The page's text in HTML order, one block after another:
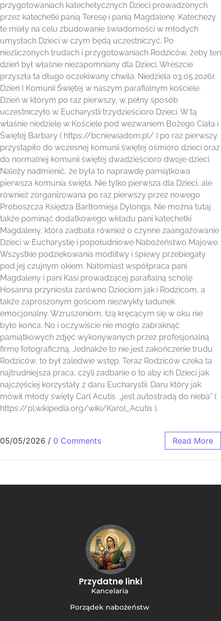
przygotowaniach katechetycznych Dzieci prowadzonych
przez katechetki panią Teresę i panią Magdalenę. Katechezy
te miały na celu zbudowanie świadomości w młodych
umysłach Dzieci w czym będą uczestniczyć. Po
niezliczonych trudach i przygotowaniach Rodziców, żeby ten
dzień był właśnie niezapomniany dla Dzieci. Wreszcie
przyszła ta długo oczekiwany chwila. Niedziela 03.05.2026r.
Dzień I Komunii Świętej w naszym parafialnym kościele.
Dzień w którym po raz pierwszy, w pełny sposób
uczestniczyło w Eucharystii trzydzieścioro Dzieci. W tą
właśnie niedzielę w Kościele pod wezwaniem Bożego Ciała i
Świętej Barbary ( https://bcniewiadom.pl/ ) po raz pierwszy
przystąpiło do wczesnej komunii świętej ośmioro dzieci oraz
do normalnej komunii świętej dwadzieścioro dwoje dzieci.
Należy nadmienić, że była to naprawdę pamiątkowa
pierwsza komunia święta. Nie tylko pierwsza dla Dzieci, ale
również zorganizowana po raz pierwszy przez nowego
Proboszcza Księdza Bartłomieja Dylonga. Nie można tutaj
także pominąć dodatkowego wkładu pani katechetki
Magdaleny, która zadbała również o czynne zaangażowanie
Dzieci w Eucharystię i popołudniowe Nabożeństwo Majowe.
Wszystkie podziękowania modlitwy i śpiewy przebiegały
pod jej czujnym okiem. Natomiast współpraca pani
Magdaleny i pani Kasi prowadzącej parafialną scholę
Hosanna przyniosła zarówno Dzieciom jak i Rodzicom, a
także zaproszonym gościom niezwykły ładunek
emocjonalny. Wzruszeniom, łzą kręcącym się w oku nie
było końca. No i oczywiście nie mogło zabraknąć
pamiątkowych zdjęć wykonywanych przez profesjonalną
firmę fotograficzną. Jednakże to nie jest zakończenie trudu
Rodziców, to był zaledwie wstęp. Teraz Rodziców czeka ta
najtrudniejsza praca, czyli zadbanie o to aby ich Dzieci jak
najczęściej korzystały z daru Eucharystii. Daru który jak
mówił młody święty Carl Acutis „jest autostradą do nieba” (
https://pl.wikipedia.org/wiki/Karol_Acutis ).
05/05/2026 / 0 Comments Read More
Przydatne linki
Kancelaria
Porządek nabożeństw